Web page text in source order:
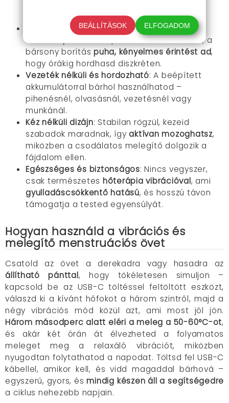
Állítható öv és puha anyag: Azrugalmas és
állítható pánt
bármilyen derékra illeszkedik, a
bársony borítás puha, kényelmes érintést ad,
hogy órákig hordhasd diszkréten.
Vezeték nélküli és hordozható: A beépített
akkumulátorral bárhol használhatod –
pihenésnél, olvasásnál, vezetésnél vagy
munkánál.
Kéz nélküli dizájn: Stabilan rögzül, kezeid
szabadok maradnak, így aktívan mozoghatsz,
miközben a csodálatos melegítő dolgozik a
fájdalom ellen.
Egészséges és biztonságos: Nincs vegyszer,
csak természetes hőterápia vibrációval, ami
gyulladáscsökkentő hatású, és hosszú távon
támogatja a tested egyensúlyát.
Hogyan használd a vibrációs és
melegítő menstruációs övet
Csatold az övet a derekadra vagy hasadra az
állítható pánttal, hogy tökéletesen simuljon –
kapcsold be az USB-C töltéssel feltöltött eszközt,
válaszd ki a kívánt hőfokot a három szintről, majd a
négy vibrációs mód közül azt, ami most jól jön.
Három másodperc alatt eléri a meleg a 50-60°C-ot,
és akár két órán át élvezheted a folyamatos
meleget meg a relaxáló vibrációt, miközben
nyugodtan folytathatod a napodat. Töltsd fel USB-C
kábellel, amikor kell, és vidd magaddal bárhová –
egyszerű, gyors, ésmindig készen áll a segítségedre
a ciklus nehezebb napjain.
BEÁLLÍTÁSOK ELFOGADOM